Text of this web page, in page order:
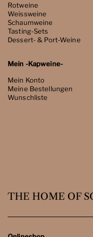
Rotweine
Weissweine
Schaumweine
Tasting-Sets
Dessert- & Port-Weine
Mein -Kapweine-
Mein Konto
Meine Bestellungen
Wunschliste
THE HOME OF